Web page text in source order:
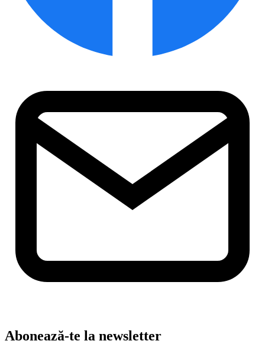
Abonează-te la newsletter